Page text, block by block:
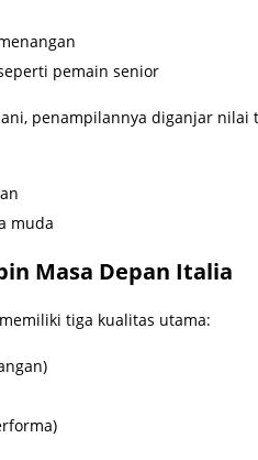
pemain senior
penampilannya diganjar
muda
Masa Depan Italia
tiga kualitas utama: